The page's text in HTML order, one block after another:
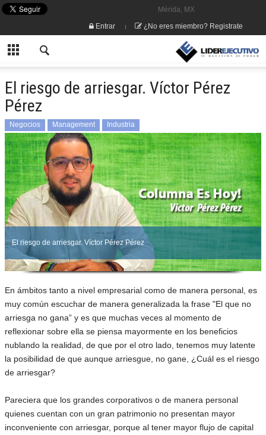
Mérida, MX
Entrar
¿No eres miembro? Registrate
El riesgo de arriesgar. Víctor Pérez
Pérez
Negocios Management Industria
El riesgo de arriesgar. Víctor Pérez Pérez
En ámbitos tanto a nivel empresarial como de manera personal, es
muy común escuchar de manera generalizada la frase "El que no
arriesga no gana” y es que muchas veces al momento de
reflexionar sobre ella se piensa mayormente en los beneficios
nublando la realidad, de que por el otro lado, tenemos muy latente
la posibilidad de que aunque arriesgue, no gane, ¿Cuál es el riesgo
de arriesgar?
Pareciera que los grandes corporativos o de manera personal
quienes cuentan con un gran patrimonio no presentan mayor
inconveniente con arriesgar, porque al tener mayor flujo de capital